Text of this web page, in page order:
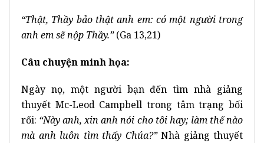
“Thật, Thầy bảo thật anh em: có một người trong
anh em sẽ nộp Thầy.”(Ga 13,21)
Câu chuyện minh họa:
Ngày nọ, một người bạn đến tìm nhà giảng
thuyết Mc-Leod Campbell trong tâm trạng bối
rối: “Này anh, xin anh nói cho tôi hay; làm thế nào
mà anh luôn tìm thấy Chúa?” Nhà giảng thuyết